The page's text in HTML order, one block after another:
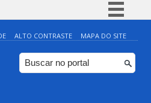
Simplifique!
Comunica BR
Participe
ALTO CONTRASTE MAPA DO SITE